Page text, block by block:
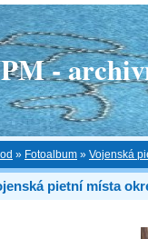
-
» Fotoalbum » Vojenská
pietní místa